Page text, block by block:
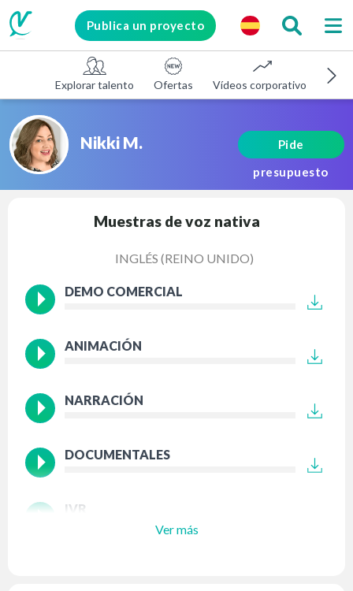
Publica un proyecto
Explorar talento Ofertas Vídeos corporativos E-
Nikki M.
Pide
presupuesto
Muestras de voz nativa
INGLÉS (REINO UNIDO)
DEMO COMERCIAL
ANIMACIÓN
NARRACIÓN
DOCUMENTALES
IVR
Ver más